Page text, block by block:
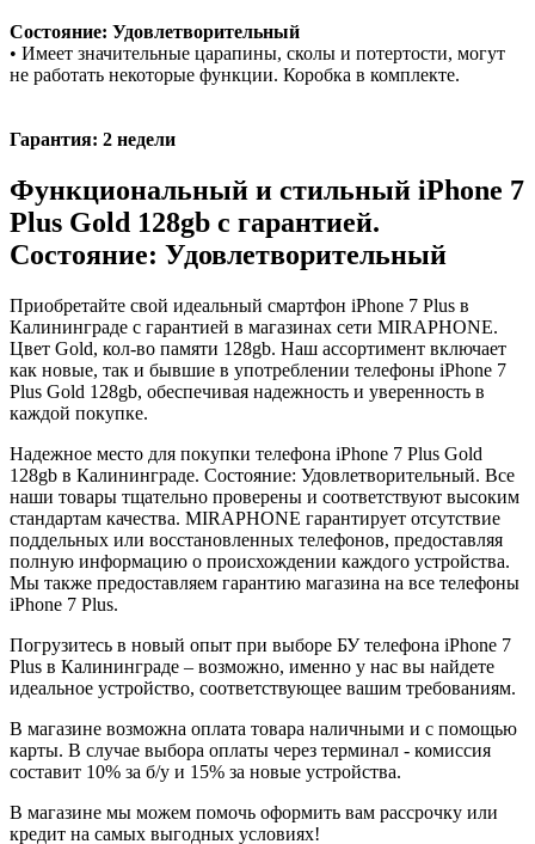
Состояние: Удовлетворительный
• Имеет значительные царапины, сколы и потертости, могут
не работать некоторые функции. Коробка в комплекте.
Гарантия: 2 недели
Функциональный и стильный iPhone 7
Plus Gold 128gb с гарантией.
Состояние: Удовлетворительный
Приобретайте свой идеальный смартфон iPhone 7 Plus в
Калининграде с гарантией в магазинах сети MIRAPHONE.
Цвет Gold, кол-во памяти 128gb. Наш ассортимент включает
как новые, так и бывшие в употреблении телефоны iPhone 7
Plus Gold 128gb, обеспечивая надежность и уверенность в
каждой покупке.
Надежное место для покупки телефона iPhone 7 Plus Gold
128gb в Калининграде. Состояние: Удовлетворительный. Все
наши товары тщательно проверены и соответствуют высоким
стандартам качества. MIRAPHONE гарантирует отсутствие
поддельных или восстановленных телефонов, предоставляя
полную информацию о происхождении каждого устройства.
Мы также предоставляем гарантию магазина на все телефоны
iPhone 7 Plus.
Погрузитесь в новый опыт при выборе БУ телефона iPhone 7
Plus в Калининграде – возможно, именно у нас вы найдете
идеальное устройство, соответствующее вашим требованиям.
В магазине возможна оплата товара наличными и с помощью
карты. В случае выбора оплаты через терминал - комиссия
составит 10% за б/у и 15% за новые устройства.
В магазине мы можем помочь оформить вам рассрочку или
кредит на самых выгодных условиях!